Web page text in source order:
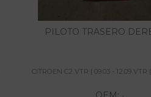
PILOTO TRASERO
CITROEN C2 VTR | 09.03 - 12.09 VTR